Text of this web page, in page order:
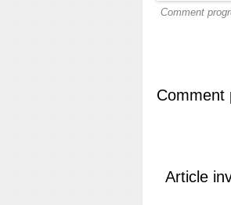
Comment
Comment
Article